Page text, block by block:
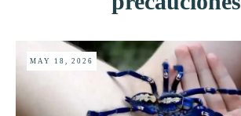
MAY 18, 2026